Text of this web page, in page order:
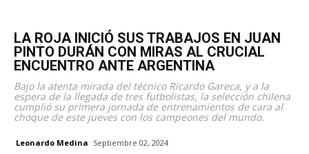
LA ROJA INICIÓ SUS TRABAJOS EN JUAN
PINTO DURÁN CON MIRAS AL CRUCIAL
ENCUENTRO ANTE ARGENTINA
Bajo la atenta mirada del técnico Ricardo Gareca, y a la
espera de la llegada de tres futbolistas, la selección chilena
cumplió su primera jornada de entrenamientos de cara al
choque de este jueves con los campeones del mundo.
Leonardo Medina Septiembre 02, 2024